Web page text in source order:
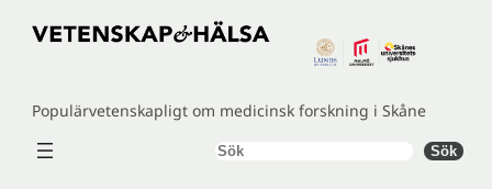
Hoppa
Populärvetenskapligt om medicinsk forskning i Skåne
Sök Sök